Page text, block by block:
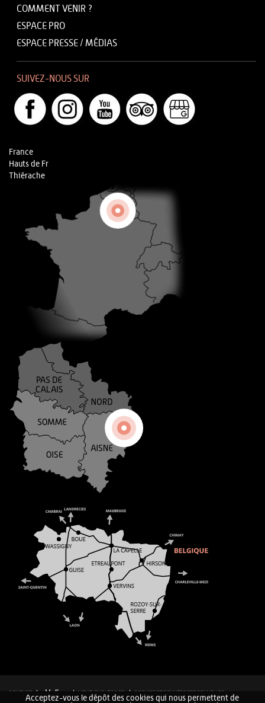
COMMENT VENIR ?
ESPACE PRO
ESPACE PRESSE / MÉDIAS
SUIVEZ-NOUS SUR
France
Hauts de Fr
Thiérache
CONTACT MENTIONS LÉGALES
COOKIES ET DONNÉES PERSONNELLES
Acceptez-vous le dépôt des cookies qui nous permettent de